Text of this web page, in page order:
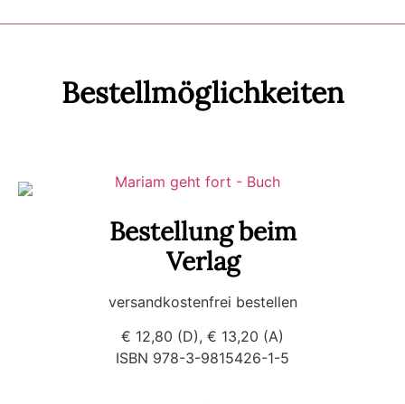
Bestellmöglichkeiten
Bestellung beim
Verlag
versandkostenfrei bestellen
€ 12,80 (D), € 13,20 (A)
ISBN 978-3-9815426-1-5